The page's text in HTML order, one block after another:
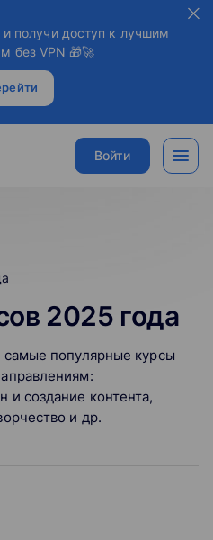
получи доступ к лучшим
без VPN 🎁🚀
Войти
2025 года
популярные курсы
и создание контента,
и др.